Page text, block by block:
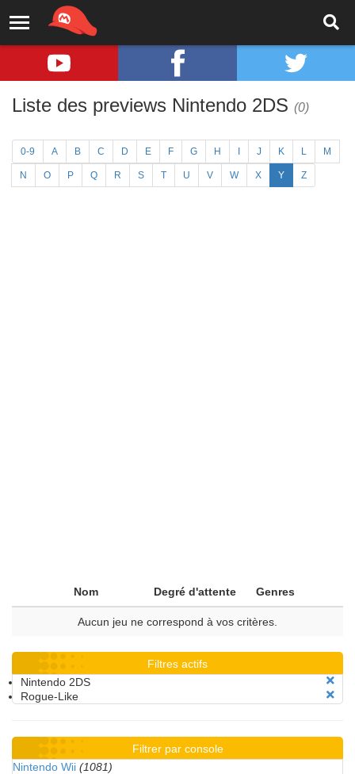
Liste des previews Nintendo 2DS (0)
0-9 A B C D E F G H J K L M
N O P Q R S T U V W X Y Z
Nom Degré d'attente Genres
Aucun jeu ne correspond à vos critères.
Filtres actifs
Nintendo 2DS
Rogue-Like
Filtrer par console
Nintendo Wii (1081)